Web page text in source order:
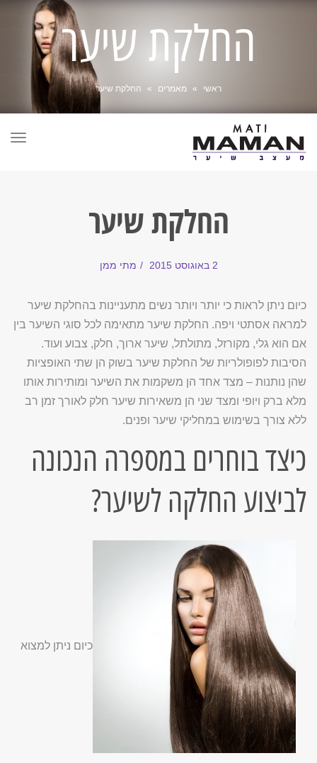
החלקת שיער
ראשי » מאמרים » החלקת שיער
החלקת שיער
2 באוגוסט 2015 מתי ממן
כיום ניתן לראות כי יותר ויותר נשים מתעניינות בהחלקת שיער
למראה אסתטי ויפה. החלקת שיער מתאימה לכל סוגי השיער בין
אם הוא גלי, מקורזל, מתולתל, שיער ארוך, חלק, צבוע ועוד.
הסיבות לפופולריות של החלקת שיער בשוק הן שתי האופציות
שהן נותנות – מצד אחד הן משקמות את השיער ומותירות אותו
מלא ברק ויופי ומצד שני הן משאירות שיער חלק לאורך זמן רב
ללא צורך בשימוש במחליקי שיער ופנים.
כיצד בוחרים במספרה הנכונה
לביצוע החלקה לשיער?
כיום ניתן למצוא